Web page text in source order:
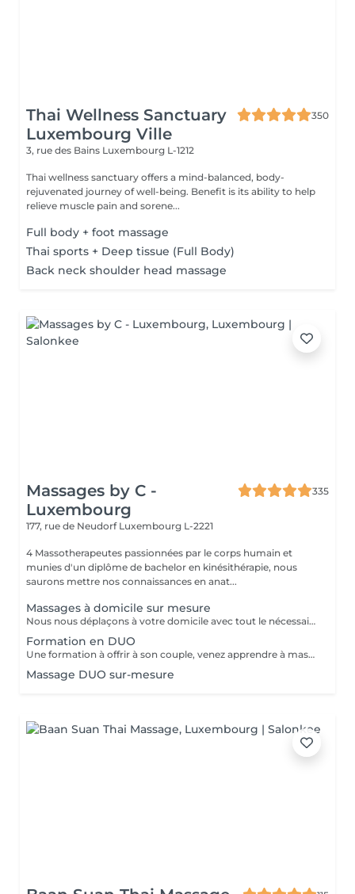
Thai Wellness Sanctuary
Luxembourg Ville
350
3, rue des Bains Luxembourg L-1212
Thai wellness sanctuary offers a mind-balanced, body-
rejuvenated journey of well-being. Benefit is its ability to help
relieve muscle pain and sorene...
Full body + foot massage
Thai sports + Deep tissue (Full Body)
Back neck shoulder head massage
Massages by C -
Luxembourg
335
177, rue de Neudorf Luxembourg L-2221
4 Massotherapeutes passionnées par le corps humain et
munies d'un diplôme de bachelor en kinésithérapie, nous
saurons mettre nos connaissances en anat...
Massages à domicile sur mesure
Nous nous déplaçons à votre domicile avec tout le nécessaire (table, serviettes, huile...) Déplacement à Luxembourg ville ou proche uniquement A noter que le massage durera entre 1h et 1h30 (selon votre réservation) après le temps de trajet. Ainsi si vous réservez pour 12h, prévoyez que le massage commence vers 12h30. Ce temps de trajet n'est pas facturé mais il est à prendre en compte dans le planning Merci de réserver ce service à domicile uniquement si vous souhaitez recevoir un massage dans le respect, aucune avance ou geste déplacé ne serait toléré.
Formation en DUO
Une formation à offrir à son couple, venez apprendre à masser votre conjoint/e et découvrir les secret pour un massage à la maison facile à mettre en place, à réaliser, et sans vous faire mal Programme: - La séance commencera par un massage en DUO de 45 minutes où l'on massera le plus de zones possibles pour que vous puissiez décider les quelles et quelles techniques vous préférez - Puis, sur la base de vos préférences, l'heure suivante sera dédiée à vous enseigner ces techniques à tous les 2 Ainsi, par exemple, si madame préfère le dos, alors monsieur apprendra à le lui masser, avant d'échanger les rôles Possibilité de repartir avec une table de massage pliante à installer chez vous pour 150€ Formation également possible entre amies
Massage DUO sur-mesure